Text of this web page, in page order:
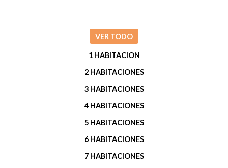
VER TODO
1 HABITACION
2 HABITACIONES
3 HABITACIONES
4 HABITACIONES
5 HABITACIONES
6 HABITACIONES
7 HABITACIONES